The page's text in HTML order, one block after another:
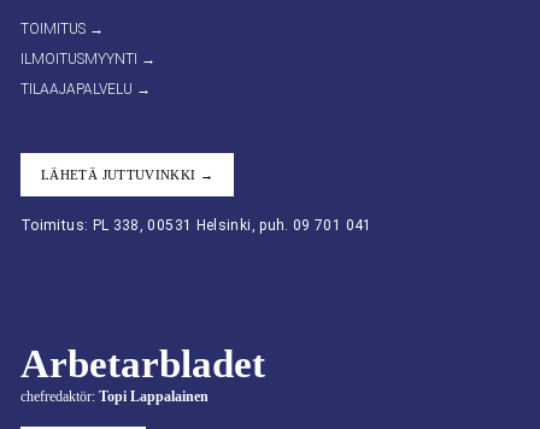
TOIMITUS →
ILMOITUSMYYNTI →
TILAAJAPALVELU →
LÄHETÄ JUTTUVINKKI →
Toimitus: PL 338, 00531 Helsinki, puh. 09 701 041
Arbetarbladet
chefredaktör: Topi Lappalainen